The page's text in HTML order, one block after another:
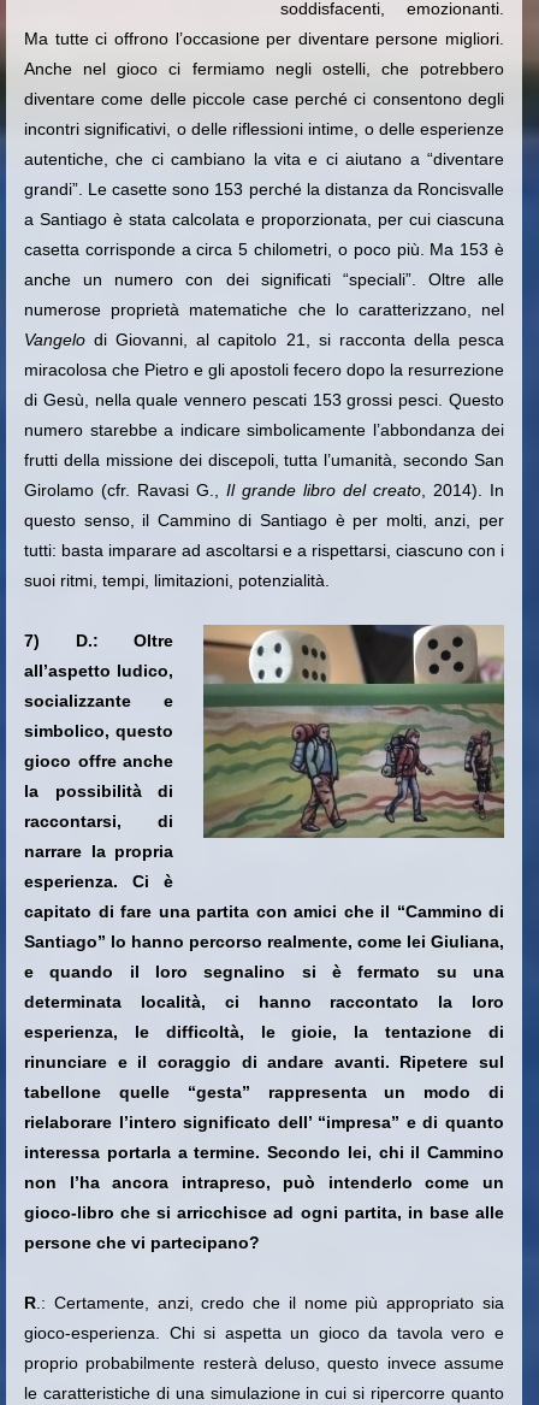
soddisfacenti, emozionanti.
Ma tutte ci offrono l’occasione per diventare persone migliori.
Anche nel gioco ci fermiamo negli ostelli, che potrebbero
diventare come delle piccole case perché ci consentono degli
incontri significativi, o delle riflessioni intime, o delle esperienze
autentiche, che ci cambiano la vita e ci aiutano a “diventare
grandi”. Le casette sono 153 perché la distanza da Roncisvalle
a Santiago è stata calcolata e proporzionata, per cui ciascuna
casetta corrisponde a circa 5 chilometri, o poco più. Ma 153 è
anche un numero con dei significati “speciali”. Oltre alle
numerose proprietà matematiche che lo caratterizzano, nel
Vangelo di Giovanni, al capitolo 21, si racconta della pesca
miracolosa che Pietro e gli apostoli fecero dopo la resurrezione
di Gesù, nella quale vennero pescati 153 grossi pesci. Questo
numero starebbe a indicare simbolicamente l’abbondanza dei
frutti della missione dei discepoli, tutta l’umanità, secondo San
Girolamo (cfr. Ravasi G.,Il grande libro del creato, 2014). In
questo senso, il Cammino di Santiago è per molti, anzi, per
tutti: basta imparare ad ascoltarsi e a rispettarsi, ciascuno con i
suoi ritmi, tempi, limitazioni, potenzialità.
7) D.: Oltre
all’aspetto ludico,
socializzante e
simbolico, questo
gioco offre anche
la possibilità di
raccontarsi, di
narrare la propria
esperienza. Ci è
capitato di fare una partita con amici che il “Cammino di
Santiago” lo hanno percorso realmente, come lei Giuliana,
e quando il loro segnalino si è fermato su una
determinata località, ci hanno raccontato la loro
esperienza, le difficoltà, le gioie, la tentazione di
rinunciare e il coraggio di andare avanti. Ripetere sul
tabellone quelle “gesta” rappresenta un modo di
rielaborare l’intero significato dell’ “impresa” e di quanto
interessa portarla a termine. Secondo lei, chi il Cammino
non l’ha ancora intrapreso, può intenderlo come un
gioco-libro che si arricchisce ad ogni partita, in base alle
persone che vi partecipano?
R.: Certamente, anzi, credo che il nome più appropriato sia
gioco-esperienza. Chi si aspetta un gioco da tavola vero e
proprio probabilmente resterà deluso, questo invece assume
le caratteristiche di una simulazione in cui si ripercorre quanto